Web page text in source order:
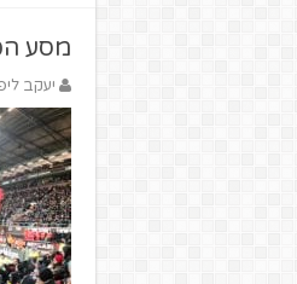
מסע
יעקב